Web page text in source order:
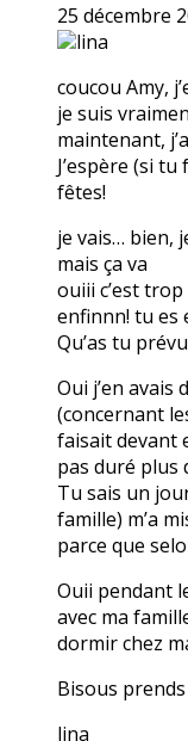
25 décembre
lina
coucou Amy,
je suis
maintenant,
J’espère (si
fêtes!
je vais… bien,
mais ça va
ouiii c’est
enfinnn! tu es
Qu’as tu
Oui j’en avais
(concernant
faisait devant
pas duré plus
Tu sais un
famille) m’a
parce que
Ouii pendant
avec ma
dormir chez
Bisous
lina